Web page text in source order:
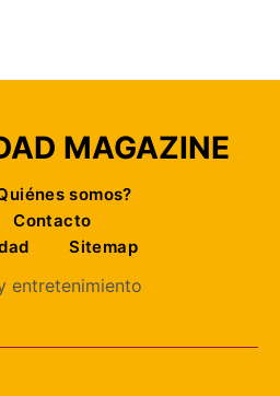
MAGAZINE
somos?
Contacto
Sitemap
entretenimiento